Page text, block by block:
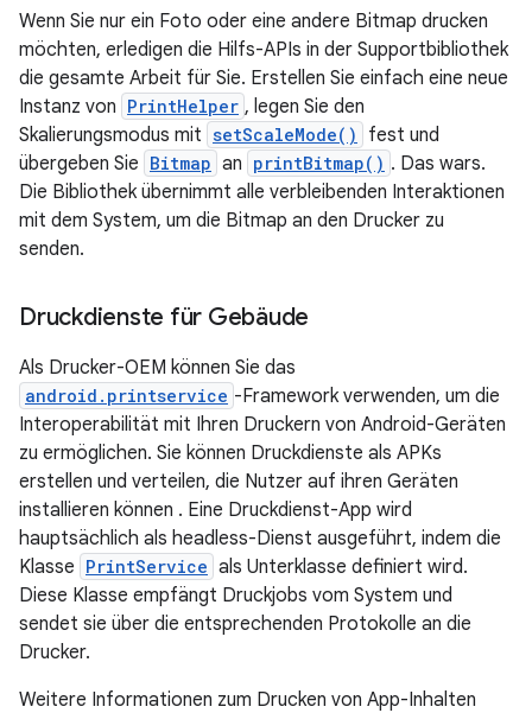
Wenn Sie nur ein Foto oder eine andere Bitmap drucken
möchten, erledigen die Hilfs-APIs in der Supportbibliothek
die gesamte Arbeit für Sie. Erstellen Sie einfach eine neue
Instanz von PrintHelper , legen Sie den
Skalierungsmodus mit setScaleMode()
fest und
übergeben Sie Bitmap an printBitmap() . Das wars.
Die Bibliothek übernimmt alle verbleibenden Interaktionen
mit dem System, um die Bitmap an den Drucker zu
senden.
Druckdienste für Gebäude
Als Drucker-OEM können Sie das
android.printservice -Framework verwenden, um die
Interoperabilität mit Ihren Druckern von Android-Geräten
zu ermöglichen. Sie können Druckdienste als APKs
erstellen und verteilen, die Nutzer auf ihren Geräten
installieren können . Eine Druckdienst-App wird
hauptsächlich als headless-Dienst ausgeführt, indem die
Klasse PrintService als Unterklasse definiert wird.
Diese Klasse empfängt Druckjobs vom System und
sendet sie über die entsprechenden Protokolle an die
Drucker.
Weitere Informationen zum Drucken von App-Inhalten